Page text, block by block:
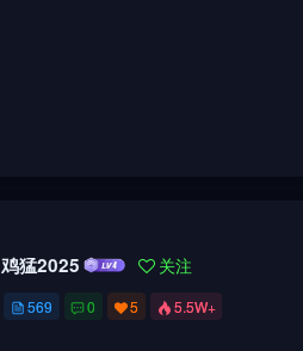
鸡猛2025 关注
569 0 5 5.5W+